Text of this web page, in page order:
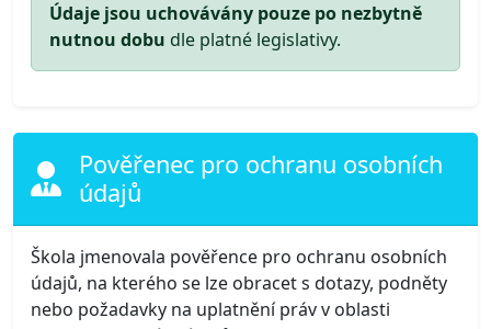
Údaje jsou uchovávány pouze po nezbytně
nutnou dobu dle platné legislativy.
Pověřenec pro ochranu osobních
údajů
Škola jmenovala pověřence pro ochranu osobních
údajů, na kterého se lze obracet s dotazy, podněty
nebo požadavky na uplatnění práv v oblasti